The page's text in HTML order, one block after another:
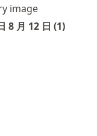
8 月 12 日 (1)